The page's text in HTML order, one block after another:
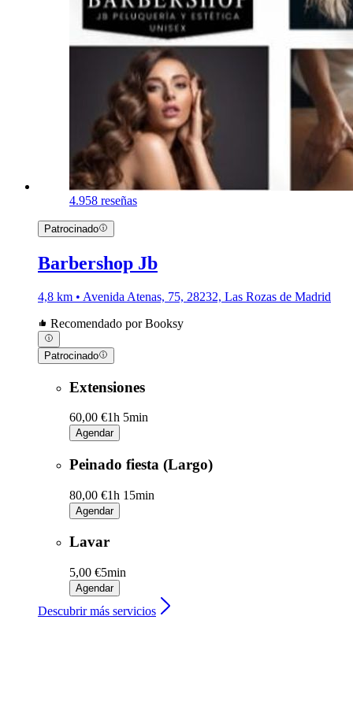
4.958 reseñas
Patrocinado
Barbershop Jb
4,8 km • Avenida Atenas, 75, 28232, Las Rozas de Madrid
Recomendado por Booksy
Patrocinado
Extensiones
60,00 €1h 5min
Agendar
Peinado fiesta (Largo)
80,00 €1h 15min
Agendar
Lavar
5,00 €5min
Agendar
Descubrir más servicios